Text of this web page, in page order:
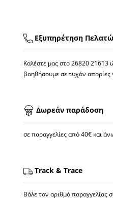
Εξυπηρέτηση
Καλέστε μας στο26820 21613
βοηθήσουμε σε τυχόν απορίες
Δωρεάν παράδοση
σε παραγγελίες από 40€ και
Track & Trace
Βάλε τον αριθμό παραγγελίας